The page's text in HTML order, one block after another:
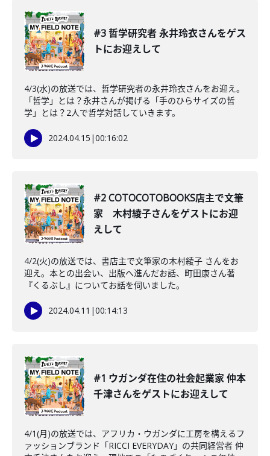
#3 哲学研究者 永井玲衣さんをゲス
トにお迎えして
4/3(水)の放送では、哲学研究者の永井玲衣さんをお迎え。
「哲学」とは？永井さんが掲げる「手のひらサイズの哲
学」とは？2人で哲学対話していきます。
2024.04.15 |00:16:02
#2 COTOCOTOBOOKS店主で文筆
家 木村綾子さんをゲストにお迎
えして
4/2(火)の放送では、書店主で文筆家の木村綾子 さんをお
迎え。本との出会い、出版へ進んだお話、町田康さん著
『くるぶし』についてお話を伺いました。
2024.04.11 |00:14:13
#1 ウガンダ在住の社会起業家 仲本
千津さんをゲストにお迎えして
4/1(月)の放送では、アフリカ・ウガンダに工房を構えるフ
ァッションブランド「RICCI EVERYDAY」の共同経営者 仲